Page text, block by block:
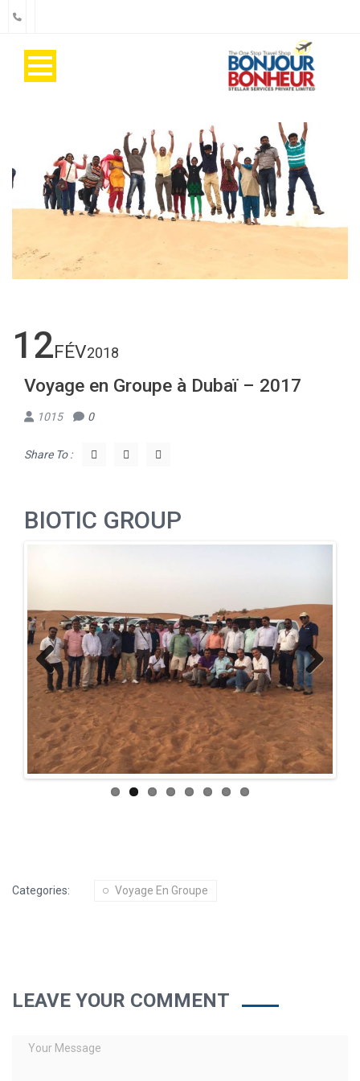
12FÉV2018
Voyage en Groupe à Dubaï – 2017
1015 0
Share To :
BIOTIC GROUP
Previous Next
Categories: Voyage En Groupe
LEAVE YOUR COMMENT